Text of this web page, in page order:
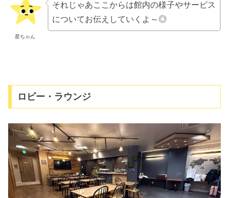
星ちゃん
それじゃあここからは館内の様子やサービス
についてお伝えしていくよ～◎
ロビー・ラウンジ